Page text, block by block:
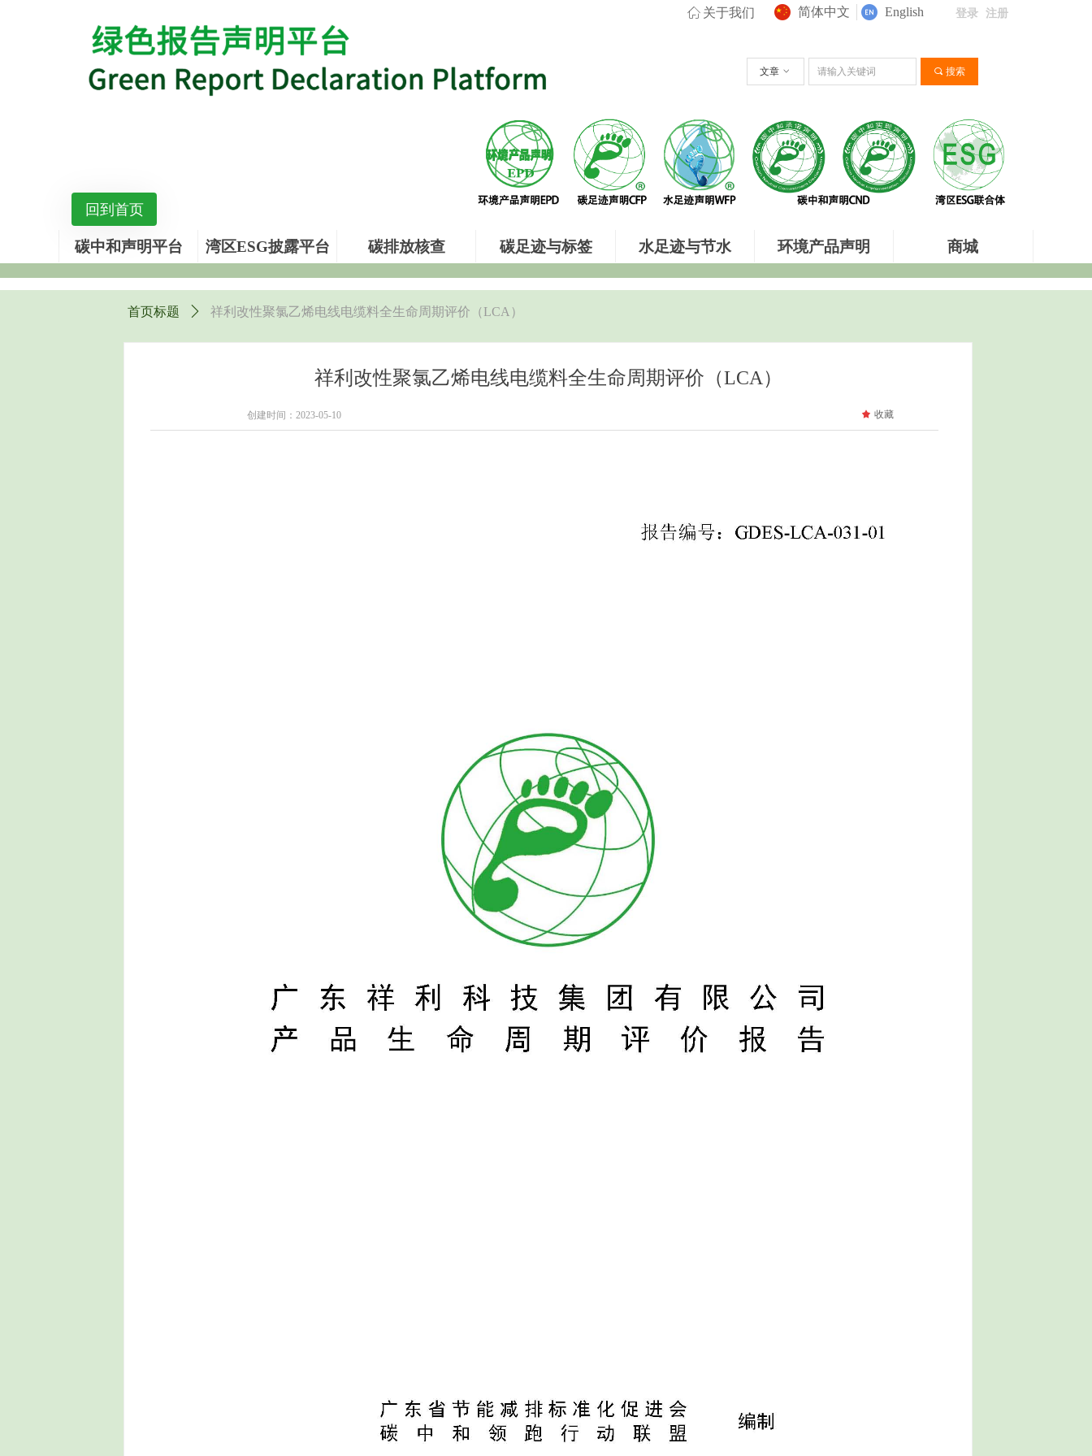
登录 注册
简体中文 English
끠 搜索
文章 ꀁ
ꀇ 关于我们
碳中和声明平台 湾区ESG披露平台 碳排放核查 碳足迹与标签 水足迹与节水 环境产品声明 商城
回到首页
祥利改性聚氯乙烯电线电缆料全生命周期评价（LCA）
끄 收藏
创建时间： 2023-05-10
首页标题 ꄲ 祥利改性聚氯乙烯电线电缆料全生命周期评价（LCA）